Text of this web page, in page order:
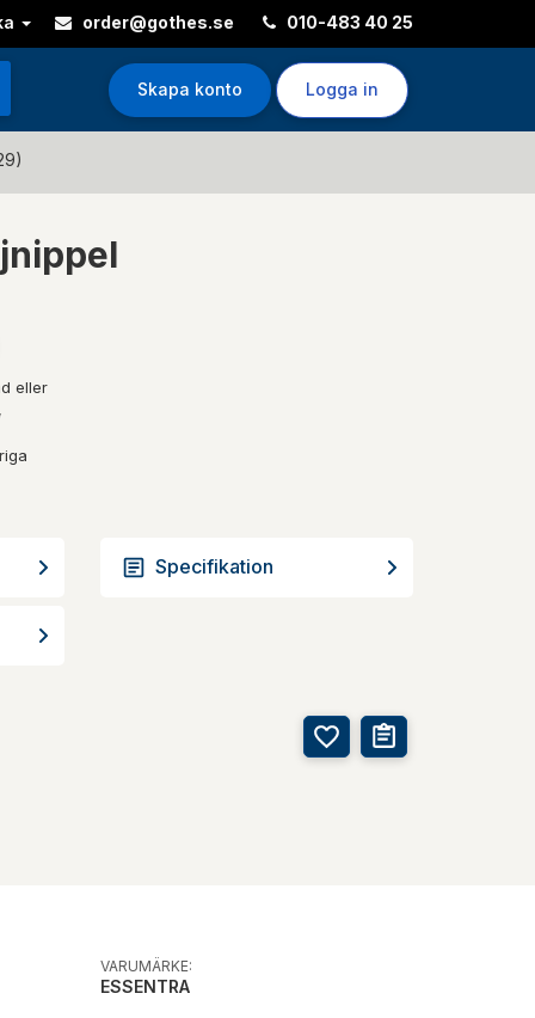
order@gothes.se 010-483 40 25
Skapa konto Logga in
eller
Specifikation
VARUMÄRKE:
ESSENTRA